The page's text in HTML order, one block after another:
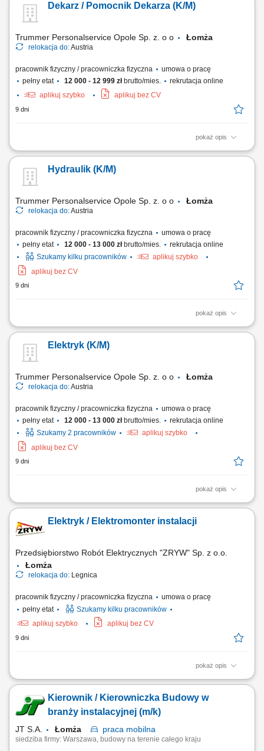
Dekarz / Pomocnik Dekarza (K/M)
Trummer Personalservice Opole Sp. z. o o Łomża
relokacja do:Austria
pracownik fizyczny / pracowniczka fizyczna
umowa o pracę
pełny etat
12 000 - 12 999 złbrutto/mies.
rekrutacja online
aplikuj szybko
aplikuj bez CV
9 dni
pokaż opis
Krycie dachów różnego rodzaju;Wykonywanie izolacji dachowych i
montowanie rynien i rur spustowych;Ustalanie na podstawie rysunków
zakresu i rodzaju robót dekarskich, niezbędnych materiałów oraz
Hydraulik (K/M)
Trummer Personalservice Opole Sp. z. o o Łomża
relokacja do:Austria
pracownik fizyczny / pracowniczka fizyczna
umowa o pracę
pełny etat
12 000 - 13 000 złbrutto/mies.
rekrutacja online
Szukamy kilku pracowników
aplikuj szybko
aplikuj bez CV
9 dni
pokaż opis
montowanie instalacji sanitarnych; podłączanie systemów grzewczych;
Elektryk (K/M)
Trummer Personalservice Opole Sp. z. o o Łomża
relokacja do:Austria
pracownik fizyczny / pracowniczka fizyczna
umowa o pracę
pełny etat
12 000 - 13 000 złbrutto/mies.
rekrutacja online
Szukamy 2 pracowników
aplikuj szybko
aplikuj bez CV
9 dni
pokaż opis
Prace rewizyjne na zakładzie; Montaż + demontaż; Serwis maszyn;
Elektryk / Elektromonter instalacji
Przedsiębiorstwo Robót Elektrycznych "ZRYW" Sp. z o.o.
Łomża
relokacja do: Legnica
pracownik fizyczny / pracowniczka fizyczna
umowa o pracę
pełny etat
Szukamy kilku pracowników
aplikuj szybko
aplikuj bez CV
9 dni
pokaż opis
Montaż i podłączanie instalacji elektrycznych zgodnie z dokumentacją
Współpraca z zespołem na etapie realizacji inwestycji.
Kierownik / Kierowniczka Budowy w
branży instalacyjnej (m/k)
JT S.A. Łomża praca mobilna
siedziba firmy: Warszawa, budowy na terenie całego kraju